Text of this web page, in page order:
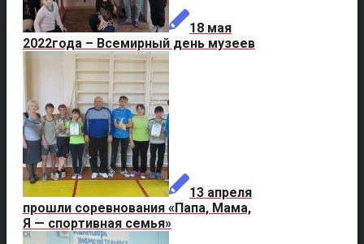
18 мая
2022года – Всемирный день музеев
13 апреля
прошли соревнования «Папа, Мама,
Я — спортивная семья»